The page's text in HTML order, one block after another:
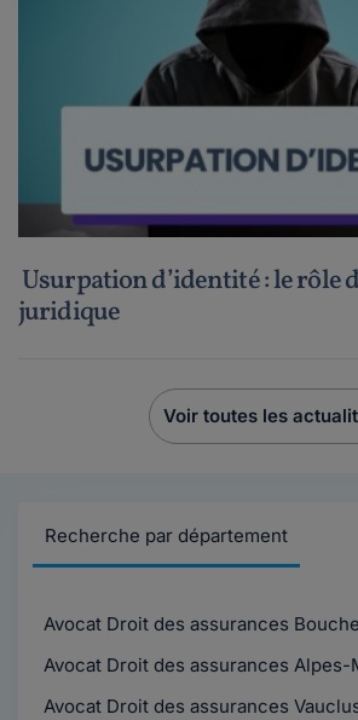
Usurpation d’identité : le rôle
juridique
Voir toutes les
Recherche par département
Avocat Droit des assurances
Avocat Droit des assurances Alpes-
Avocat Droit des assurances